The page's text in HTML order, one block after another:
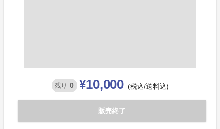
残り 0 ¥10,000 (税込/送料込)
販売終了